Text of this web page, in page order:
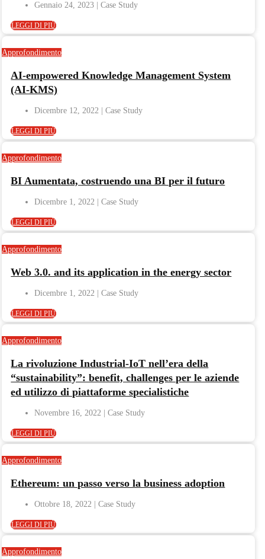
Gennaio 24, 2023
LEGGI DI PIÙ
Approfondimento
AI-empowered Knowledge Management System
(AI-KMS)
Dicembre 12, 2022
LEGGI DI PIÙ
Approfondimento
BI Aumentata, costruendo una BI per il futuro
Dicembre 1, 2022
LEGGI DI PIÙ
Approfondimento
Web 3.0. and its application in the energy sector
Dicembre 1, 2022
LEGGI DI PIÙ
Approfondimento
La rivoluzione Industrial-IoT nell’era della
“sustainability”: benefit, challenges per le aziende
ed utilizzo di piattaforme specialistiche
Novembre 16, 2022
LEGGI DI PIÙ
Approfondimento
Ethereum: un passo verso la business adoption
Ottobre 18, 2022
LEGGI DI PIÙ
Approfondimento